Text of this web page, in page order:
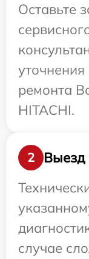
Оставьте
ремонта
HITACHI.
2
Выезд
случае